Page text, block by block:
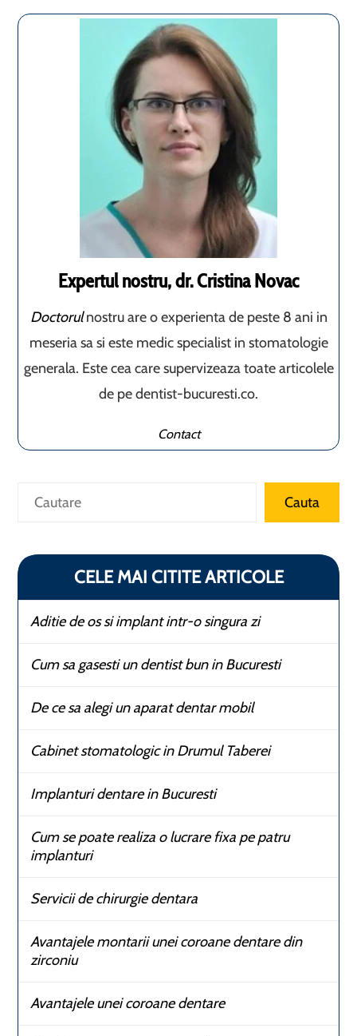
Expertul nostru, dr. Cristina Novac
Doctorulnostru are o experienta de peste 8 ani in
meseria sa si este medic specialist in stomatologie
generala. Este cea care supervizeaza toate articolele
de pe dentist-bucuresti.co.
Contact
Caută Cauta
CELE MAI CITITE ARTICOLE
Aditie de os si implant intr-o singura zi
Cum sa gasesti un dentist bun in Bucuresti
De ce sa alegi un aparat dentar mobil
Cabinet stomatologic in Drumul Taberei
Implanturi dentare in Bucuresti
Cum se poate realiza o lucrare fixa pe patru
implanturi
Servicii de chirurgie dentara
Avantajele montarii unei coroane dentare din
zirconiu
Avantajele unei coroane dentare